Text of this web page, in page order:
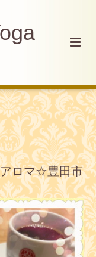
ロマ☆豊田市